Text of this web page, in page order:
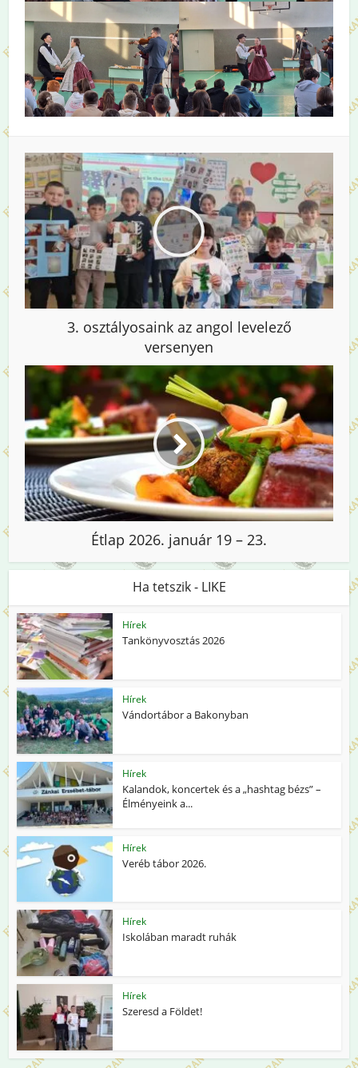
3. osztályosaink az angol levelező
versenyen
Étlap 2026. január 19 – 23.
Ha tetszik - LIKE
Hírek
Tankönyvosztás 2026
Hírek
Vándortábor a Bakonyban
Hírek
Kalandok, koncertek és a „hashtag bézs” –
Élményeink a...
Hírek
Veréb tábor 2026.
Hírek
Iskolában maradt ruhák
Hírek
Szeresd a Földet!